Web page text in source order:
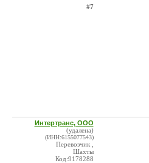
#7
Интертранс, ООО
(удалена)
(ИНН:6155077543)
Перевозчик ,
Шахты
Код:9178288